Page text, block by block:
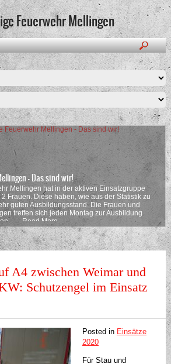
Feuerwehr Mellingen
- Das sind wir!
Mellingen hat in der aktiven Einsatzgruppe
Frauen. Diese haben, wie aus der Statistik zu
guten Ausbildungsstand. Die Frauen und
treffen sich jeden Montag zur Ausbildung
. … Read More
A4 zwischen Weimar und
Schutzengel im Einsatz
Posted in Einsätze
2020
Für Stau und